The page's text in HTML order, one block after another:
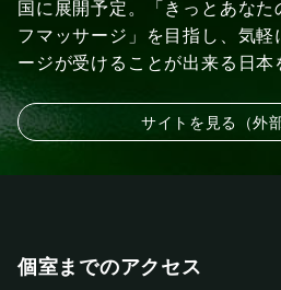
国に展開予定。「きっとあな
フマッサージ」を目指し、気
ージが受けることが出来る日本
サイトを見る（外
個室までのアクセス